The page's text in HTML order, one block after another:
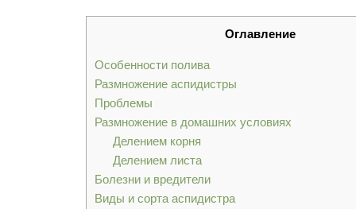
Оглавление
Особенности полива
Размножение аспидистры
Проблемы
Размножение в домашних условиях
Делением корня
Делением листа
Болезни и вредители
Виды и сорта аспидистра